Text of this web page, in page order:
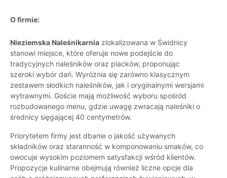
O firmie:
Nieziemska Naleśnikarnia zlokalizowana w Świdnicy
stanowi miejsce, które oferuje nowe podejście do
tradycyjnych naleśników oraz placków, proponując
szeroki wybór dań. Wyróżnia się zarówno klasycznym
zestawem słodkich naleśników, jak i oryginalnymi wersjami
wytrawnymi. Goście mają możliwość wyboru spośród
rozbudowanego menu, gdzie uwagę zwracają naleśniki o
średnicy sięgającej 40 centymetrów.
Priorytetem firmy jest dbanie o jakość używanych
składników oraz staranność w komponowaniu smaków, co
owocuje wysokim poziomem satysfakcji wśród klientów.
Propozycje kulinarne obejmują również liczne opcje dla